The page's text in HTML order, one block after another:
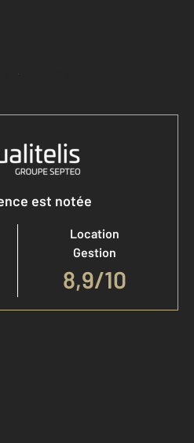
à mon compte
est notée
Location
Gestion
8,9/10